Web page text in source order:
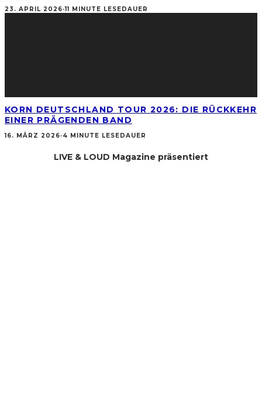
23. APRIL 2026·11 MINUTE LESEDAUER
KORN DEUTSCHLAND TOUR 2026: DIE RÜCKKEHR
EINER PRÄGENDEN BAND
16. MÄRZ 2026·4 MINUTE LESEDAUER
LIVE & LOUD Magazine präsentiert